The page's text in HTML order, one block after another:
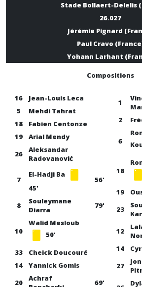
Stade Bollaert-Delelis
26.027
Jérémie Pignard
Paul Cravo
Yohann Larhant
Compositions
16
Jean-Louis Leca
5
Mehdi Tahrat
18
Fabien Centonze
19
Arial Mendy
26
Aleksandar
Radovanović
7
El-Hadji Ba
45'
56'
8
Souleymane
Diarra
79'
10
Walid Mesloub
50'
33
Cheick Doucouré
14
Yannick Gomis
20
Achraf
69'
1
2
6
18
19
23
12
14
27